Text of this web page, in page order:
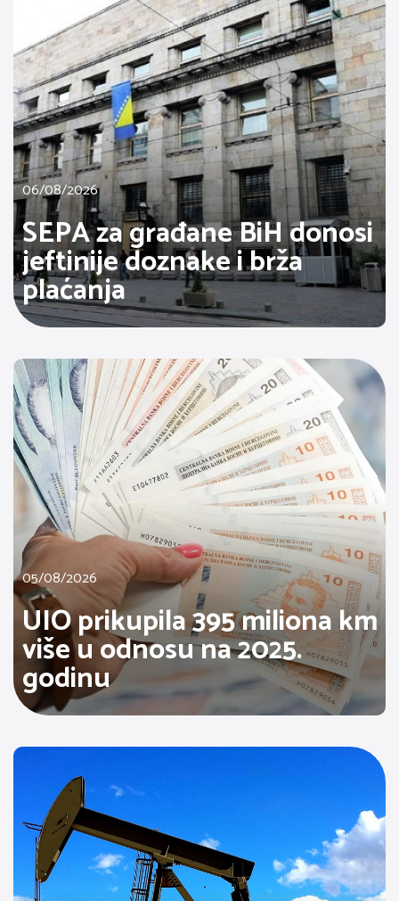
06/08/2026
SEPA za građane BiH donosi
jeftinije doznake i brža
plaćanja
05/08/2026
UIO prikupila 395 miliona km
više u odnosu na 2025.
godinu